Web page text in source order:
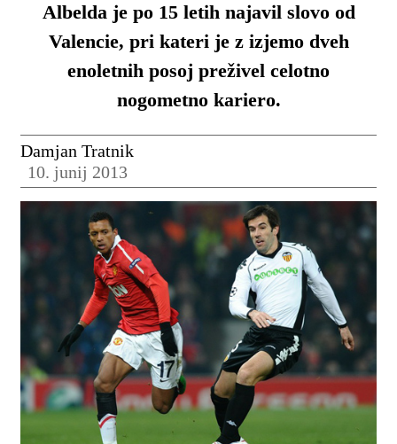
Albelda je po 15 letih najavil slovo od
Valencie, pri kateri je z izjemo dveh
enoletnih posoj preživel celotno
nogometno kariero.
Damjan Tratnik
10. junij 2013